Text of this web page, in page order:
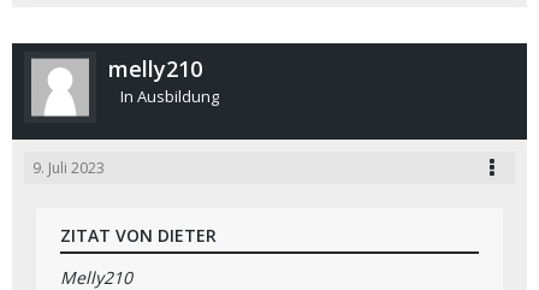
melly210
In Ausbildung
9. Juli 2023
ZITAT VON DIETER
Melly210